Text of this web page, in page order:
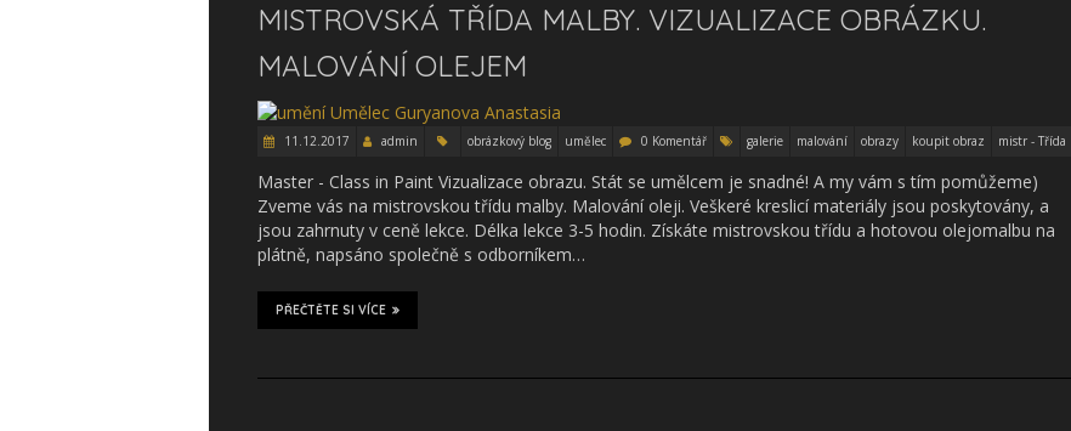
MISTROVSKÁ TŘÍDA MALBY. VIZUALIZACE OBRÁZKU.
MALOVÁNÍ OLEJEM
11.12.2017 admin obrázkový blog umělec 0 Komentář galerie malování obrazy koupit obraz mistr - Třída
Master - Class in Paint Vizualizace obrazu. Stát se umělcem je snadné! A my vám s tím pomůžeme)
Zveme vás na mistrovskou třídu malby. Malování oleji. Veškeré kreslicí materiály jsou poskytovány, a
jsou zahrnuty v ceně lekce. Délka lekce 3-5 hodin. Získáte mistrovskou třídu a hotovou olejomalbu na
plátně, napsáno společně s odborníkem…
PŘEČTĚTE SI VÍCE